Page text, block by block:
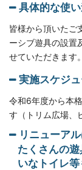
具体的な使
皆様から頂いたご
ーシブ遊具の設置
せていただきます。
実施スケジ
令和6年度から本
す（トリム広場、
リニューア
たくさんの
いなトイレ等